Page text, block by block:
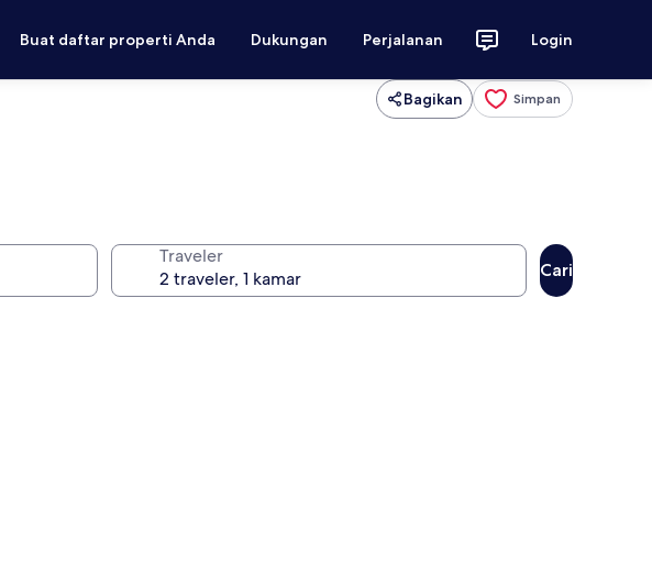
Buat daftar properti Anda Dukungan Perjalanan Login
Bagikan Simpan
Traveler
Cari